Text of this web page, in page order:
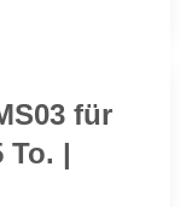
für
To. |